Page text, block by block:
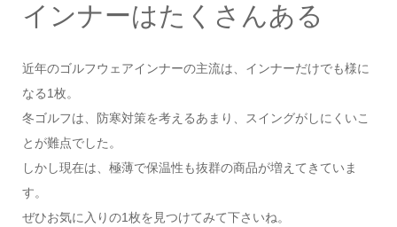
インナーはたくさんある
近年のゴルフウェアインナーの主流は、インナーだけでも様に
なる1枚。
冬ゴルフは、防寒対策を考えるあまり、スイングがしにくいこ
とが難点でした。
しかし現在は、極薄で保温性も抜群の商品が増えてきていま
す。
ぜひお気に入りの1枚を見つけてみて下さいね。